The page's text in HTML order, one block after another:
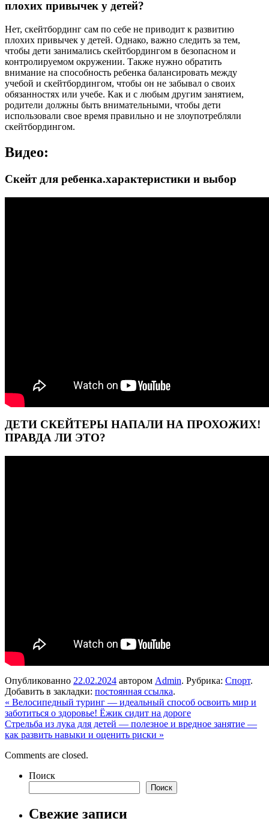
плохих привычек у детей?
Нет, скейтбординг сам по себе не приводит к развитию
плохих привычек у детей. Однако, важно следить за тем,
чтобы дети занимались скейтбордингом в безопасном и
контролируемом окружении. Также нужно обратить
внимание на способность ребенка балансировать между
учебой и скейтбордингом, чтобы он не забывал о своих
обязанностях или учебе. Как и с любым другим занятием,
родители должны быть внимательными, чтобы дети
использовали свое время правильно и не злоупотребляли
скейтбордингом.
Видео:
Скейт для ребенка.характеристики и выбор
ДЕТИ СКЕЙТЕРЫ НАПАЛИ НА ПРОХОЖИХ!
ПРАВДА ЛИ ЭТО?
Опубликованно 22.02.2024 автором Admin. Рубрика: Спорт.
Добавить в закладки: постоянная ссылка.
« Велосипедный туринг — идеальный способ освоить мир и
заботиться о здоровье! Ёжик сидит на дороге
Стрельба из лука для детей — полезное и вредное занятие —
как развить навыки и оценить риски »
Comments are closed.
Поиск
Поиск
Свежие записи